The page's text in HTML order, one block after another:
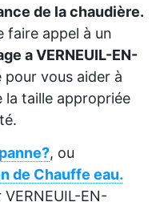
de la chaudière.
faire appel à un
a VERNEUIL-EN-
pour vous aider à
la taille appropriée
, ou
de Chauffe eau.
EN-